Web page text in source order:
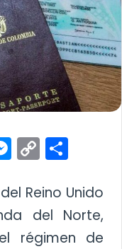
Copy
Reino Unido
del Norte,
régimen de